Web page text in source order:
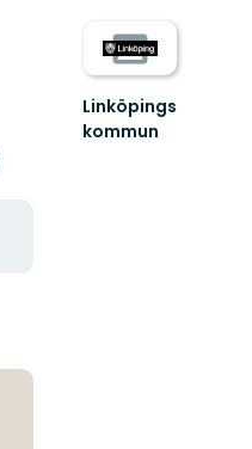
Linköpings
kommun